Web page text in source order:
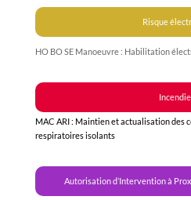
24 25
31 1
Risque
HO BO SE Manoeuvre : Habilitation
Incendie
MAC ARI : Maintien et actualisation des
respiratoires isolants
Autorisation d’Intervention à